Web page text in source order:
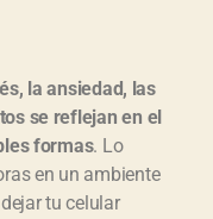
la ansiedad, las
se reflejan en el
formas. Lo
en un ambiente
tu celular